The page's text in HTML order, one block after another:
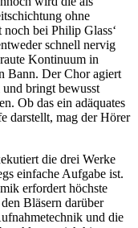
ohne
bei Philip Glass‘
schnell nervig
Kontinuum in
Bann. Der Chor agiert
und bringt bewusst
Ob das ein adäquates
darstellt, mag der Hörer
die drei Werke
einfache Aufgabe ist.
erfordert höchste
Bläsern darüber
und die